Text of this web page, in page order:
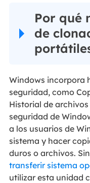
Por qué
de
Windows incorpora
seguridad, como
Historial de
seguridad de
a los usuarios de
sistema y hacer
duros o archivos.
transferir sistema
utilizar esta unidad